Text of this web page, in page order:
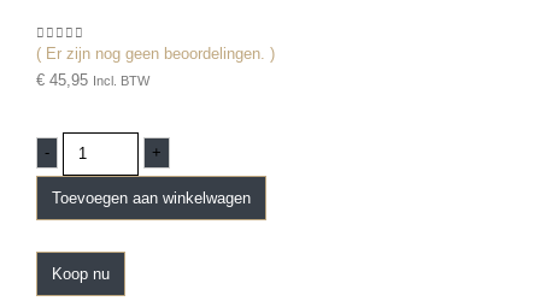
0 out of 5
( Er zijn nog geen beoordelingen. )
€ 45,95 Incl. BTW
- +
Toevoegen aan winkelwagen
Koop nu